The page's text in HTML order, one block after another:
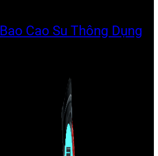
Bao Cao Su Thông Dụng